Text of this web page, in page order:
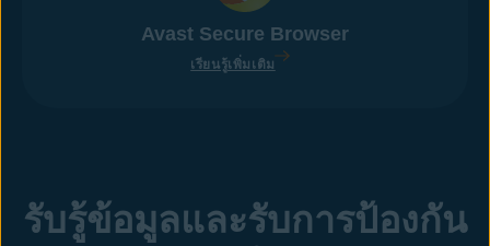
Avast Secure Browser
เรียนรู้เพิ่มเติม
รับรู้ข้อมูลและรับการป้องกัน